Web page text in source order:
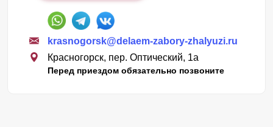
krasnogorsk@delaem-zabory-zhalyuzi.ru
Красногорск, пер. Оптический, 1а
Перед приездом обязательно позвоните